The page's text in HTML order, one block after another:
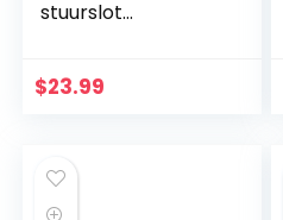
stuurslot
$23.99